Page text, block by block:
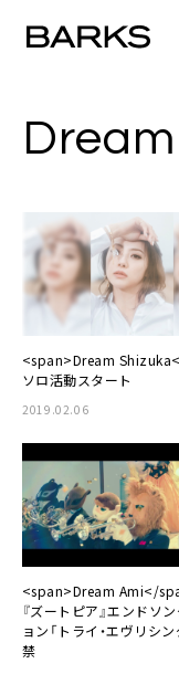
Dream
<span>Dream
ソロ活動スタート
2019.02.06
<span>Dream Ami</
『ズートピア』エンドソ
ョン「トライ・エヴリシン
禁